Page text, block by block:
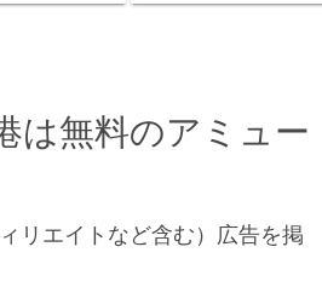
は無料のアミュー
リエイトなど含む）広告を掲